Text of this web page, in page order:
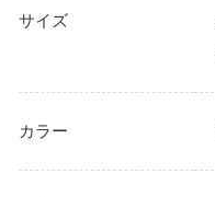
サイズ
カラー